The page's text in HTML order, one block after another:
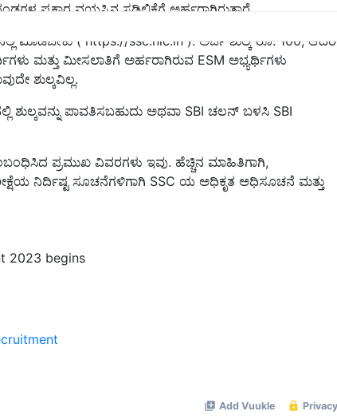
ಪ್ರಕಾರ ವಯಸ್ಸಿನ ಸಡಿಲಿಕೆಗೆ ಅರ್ಹರಾಗಿರುತ್ತಾರೆ.
ಮಾಡಬೇಕು ( https://ssc.nic.in ). ಅರ್ಜಿ ಶುಲ್ಕ ರೂ. 100, ಆದರೆ
ಮತ್ತು ಮೀಸಲಾತಿಗೆ ಅರ್ಹರಾಗಿರುವ ESM ಅಭ್ಯರ್ಥಿಗಳು
ಶುಲ್ಕವಿಲ್ಲ.
ಪಾವತಿಸಬಹುದು ಅಥವಾ SBI ಚಲನ್ ಬಳಸಿ SBI
ಪ್ರಮುಖ ವಿವರಗಳು ಇವು. ಹೆಚ್ಚಿನ ಮಾಹಿತಿಗಾಗಿ,
ನಿರ್ದಿಷ್ಟ ಸೂಚನೆಗಳಿಗಾಗಿ SSC ಯ ಅಧಿಕೃತ ಅಧಿಸೂಚನೆ ಮತ್ತು
2023 begins